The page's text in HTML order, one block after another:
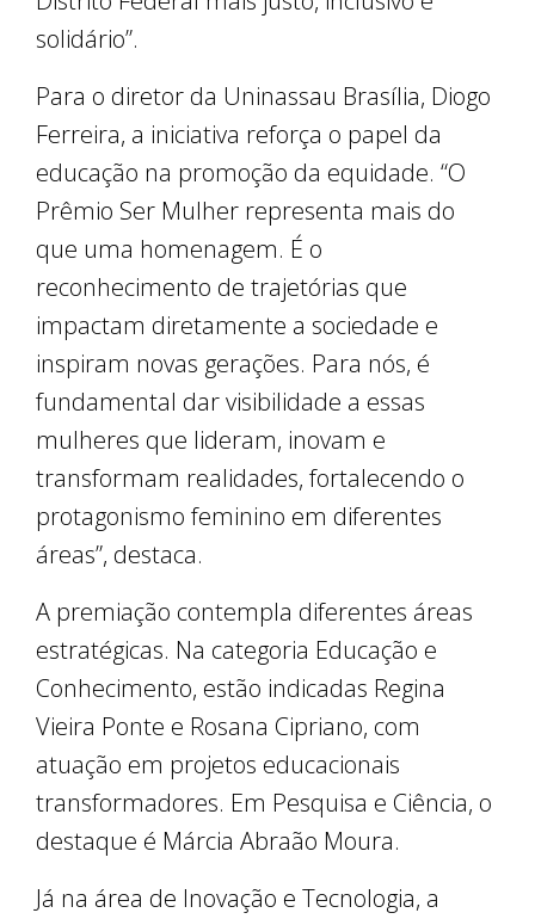
solidário”.
Para o diretor da Uninassau Brasília, Diogo
Ferreira, a iniciativa reforça o papel da
educação na promoção da equidade. “O
Prêmio Ser Mulher representa mais do
que uma homenagem. É o
reconhecimento de trajetórias que
impactam diretamente a sociedade e
inspiram novas gerações. Para nós, é
fundamental dar visibilidade a essas
mulheres que lideram, inovam e
transformam realidades, fortalecendo o
protagonismo feminino em diferentes
áreas”, destaca.
A premiação contempla diferentes áreas
estratégicas. Na categoria Educação e
Conhecimento, estão indicadas Regina
Vieira Ponte e Rosana Cipriano, com
atuação em projetos educacionais
transformadores. Em Pesquisa e Ciência, o
destaque é Márcia Abraão Moura.
Já na área de Inovação e Tecnologia, a